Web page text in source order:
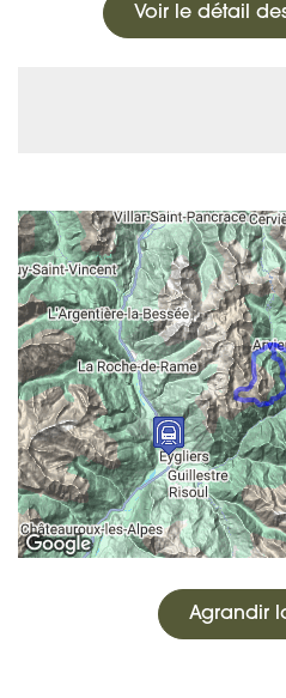
Voir le détail
Agrandir